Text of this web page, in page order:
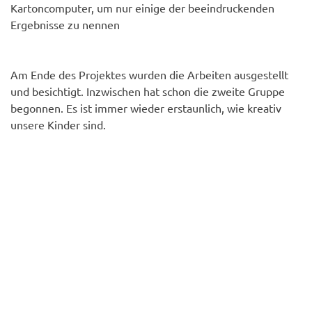
Kartoncomputer, um nur einige der beeindruckenden
Ergebnisse zu nennen
Am Ende des Projektes wurden die Arbeiten ausgestellt
und besichtigt. Inzwischen hat schon die zweite Gruppe
begonnen. Es ist immer wieder erstaunlich, wie kreativ
unsere Kinder sind.